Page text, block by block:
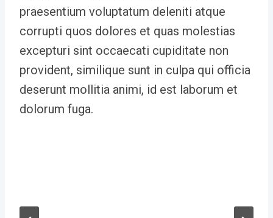
praesentium voluptatum deleniti atque
corrupti quos dolores et quas molestias
excepturi sint occaecati cupiditate non
provident, similique sunt in culpa qui officia
deserunt mollitia animi, id est laborum et
dolorum fuga.